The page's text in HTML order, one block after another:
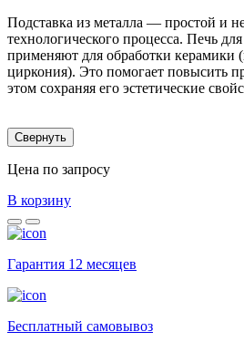
Подставка из металла — простой и
технологического процесса. Печь
применяют для обработки керамики
циркония). Это помогает повысить
этом сохраняя его эстетические
Свернуть
Цена по запросу
В корзину
Гарантия 12 месяцев
Бесплатный самовывоз